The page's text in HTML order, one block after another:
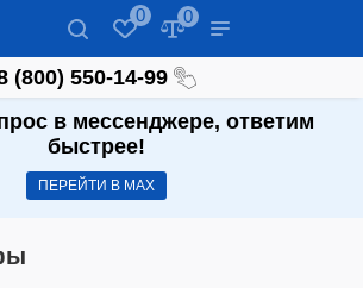
0 0
(800) 550-14-99
в мессенджере, ответим
быстрее!
ПЕРЕЙТИ В МАХ